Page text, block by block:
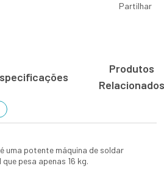
Partilhar
Produtos
Relacionados
uma potente máquina de soldar
pesa apenas 16 kg.